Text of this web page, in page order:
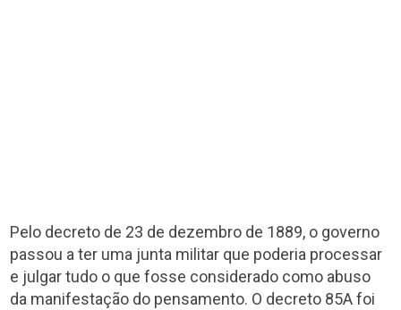
Pelo decreto de 23 de dezembro de 1889, o governo
passou a ter uma junta militar que poderia processar
e julgar tudo o que fosse considerado como abuso
da manifestação do pensamento. O decreto 85A foi